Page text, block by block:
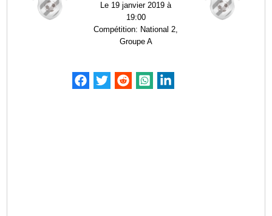
Le 19 janvier 2019 à
19:00
Compétition: National 2,
Groupe A